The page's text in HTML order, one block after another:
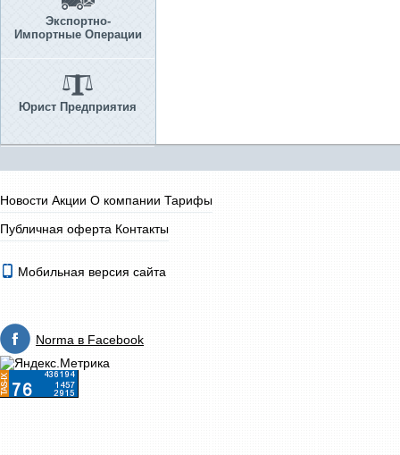
Экспортно-
Импортные Операции
Юрист Предприятия
Новости Акции О компании Тарифы
Публичная оферта Контакты
Мобильная версия сайта
Norma в Facebook